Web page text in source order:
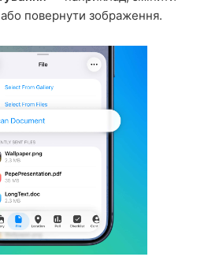
або повернути зображення.